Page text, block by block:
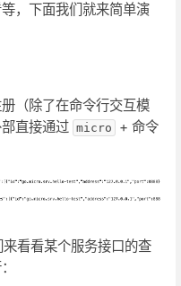
，下面我们就来简单演
（除了在命令行交互模
直接通过 micro
+ 命令
看看某个服务接口的查